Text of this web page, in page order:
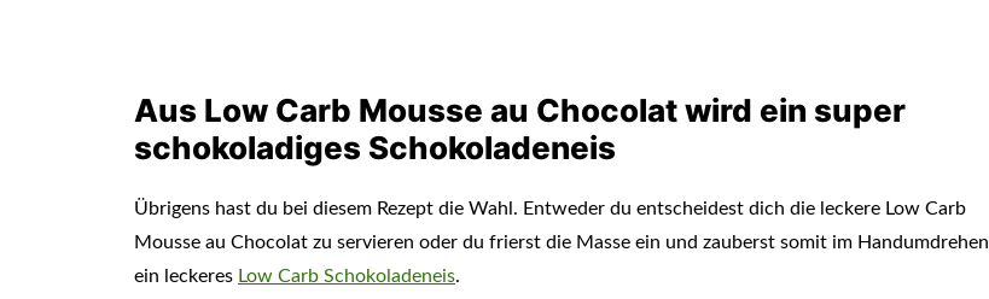
Aus Low Carb Mousse au Chocolat wird ein super
schokoladiges Schokoladeneis
Übrigens hast du bei diesem Rezept die Wahl. Entweder du entscheidest dich die leckere Low Carb
Mousse au Chocolat zu servieren oder du frierst die Masse ein und zauberst somit im Handumdrehen
ein leckeres Low Carb Schokoladeneis.